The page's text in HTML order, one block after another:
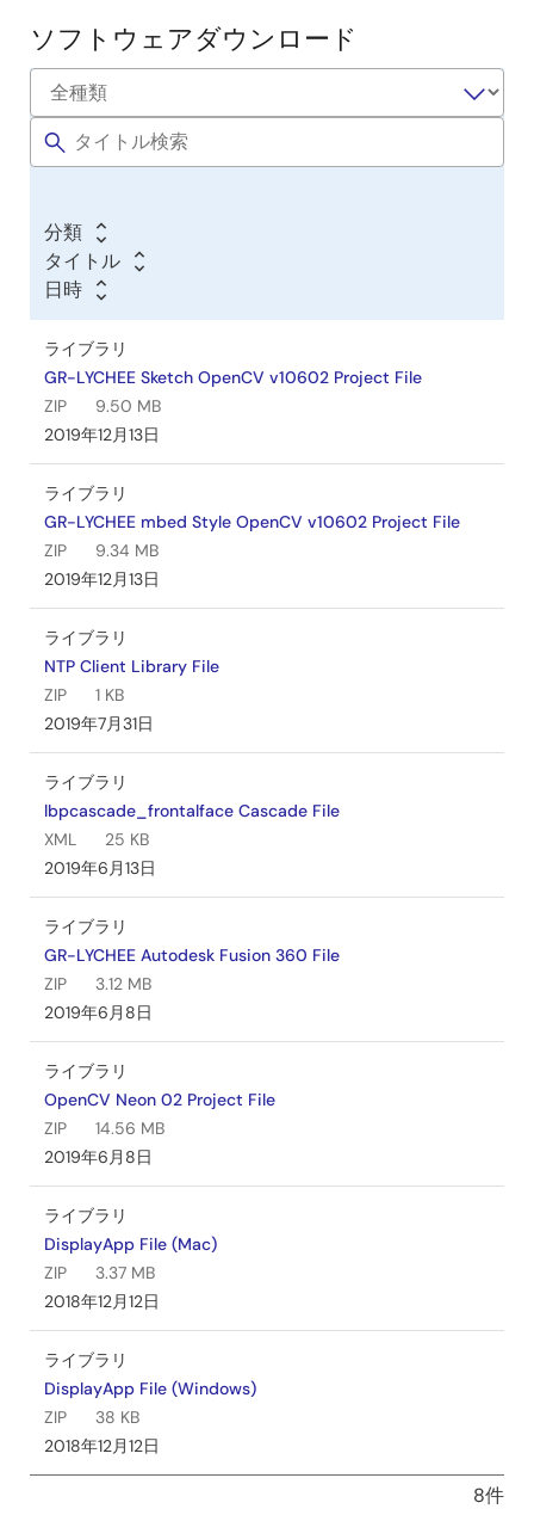
ソ
フ
ト
ウ
ア
／
ツ
ー
ル
ソフトウェアダウンロード
分類
タイトル
日時
ライブラリ
GR-LYCHEE Sketch OpenCV v10602 Project File
ZIP
9.50 MB
2019年12月13日
ライブラリ
GR-LYCHEE mbed Style OpenCV v10602 Project File
ZIP
9.34 MB
2019年12月13日
ライブラリ
NTP Client Library File
ZIP
1 KB
2019年7月31日
ライブラリ
lbpcascade_frontalface Cascade File
XML
25 KB
2019年6月13日
ライブラリ
GR-LYCHEE Autodesk Fusion 360 File
ZIP
3.12 MB
2019年6月8日
ライブラリ
OpenCV Neon 02 Project File
ZIP
14.56 MB
2019年6月8日
ライブラリ
DisplayApp File (Mac)
ZIP
3.37 MB
2018年12月12日
ライブラリ
DisplayApp File (Windows)
ZIP
38 KB
2018年12月12日
8件